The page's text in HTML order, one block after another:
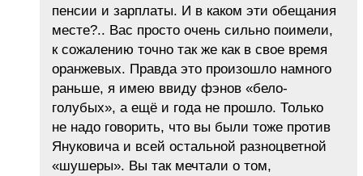
пенсии и зарплаты. И в каком эти обещания
месте?.. Вас просто очень сильно поимели,
к сожалению точно так же как в свое время
оранжевых. Правда это произошло намного
раньше, я имею ввиду фэнов «бело-
голубых», а ещё и года не прошло. Только
не надо говорить, что вы были тоже против
Януковича и всей остальной разноцветной
«шушеры». Вы так мечтали о том,